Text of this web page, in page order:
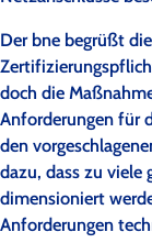
Der bne begrüßt
doch die
Anforderungen für
den
dazu, dass zu viele
dimensioniert
Anforderungen